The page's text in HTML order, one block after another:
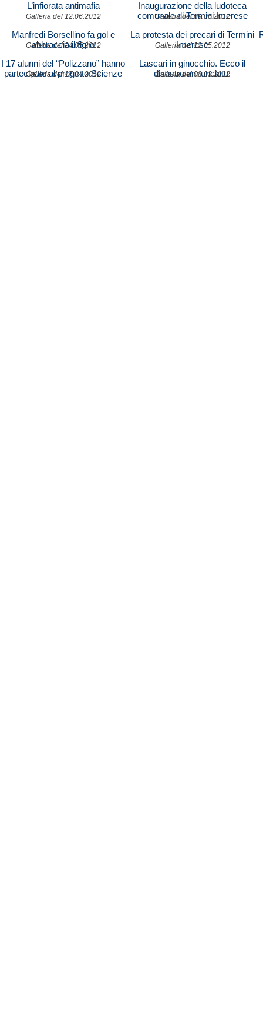
L’infiorata antimafia
Galleria del 12.06.2012
Inaugurazione della ludoteca
comunale di Termini Imerese
Galleria del 09.06.2012
Manfredi Borsellino fa gol e
abbraccia il figlio
Galleria del 24.05.2012
La protesta dei precari di Termini
Imerese
Galleria del 12.05.2012
I 17 alunni del “Polizzano” hanno
partecipato al progetto Scienze
Galleria del 17.04.2012
Lascari in ginocchio. Ecco il
disastro annunciato.
Galleria del 08.03.2012